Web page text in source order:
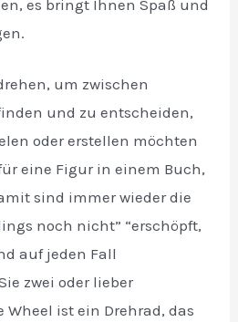
es bringt Ihnen Spaß und
um zwischen
und zu entscheiden,
oder erstellen möchten
eine Figur in einem Buch,
sind immer wieder die
noch nicht” “erschöpft,
auf jeden Fall
zwei oder lieber
Wheel ist ein Drehrad, das